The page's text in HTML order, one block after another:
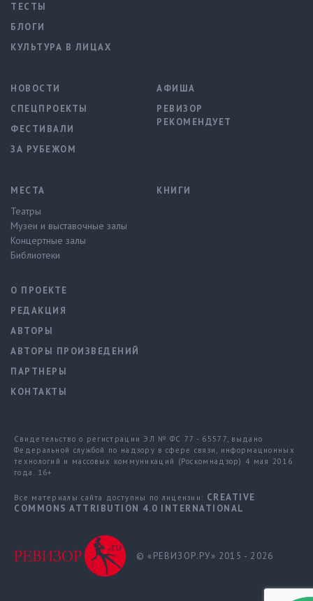
ТЕСТЫ
БЛОГИ
КУЛЬТУРА В ЛИЦАХ
НОВОСТИ
СПЕЦПРОЕКТЫ
ФЕСТИВАЛИ
ЗА РУБЕЖОМ
АФИША
РЕВИЗОР
РЕКОМЕНДУЕТ
МЕСТА
Театры
Музеи и выставочные залы
Концертные залы
Библиотеки
КНИГИ
О ПРОЕКТЕ
РЕДАКЦИЯ
АВТОРЫ
АВТОРЫ ПРОИЗВЕДЕНИЙ
ПАРТНЕРЫ
КОНТАКТЫ
Свидетельство о регистрации ЭЛ № ФС 77 - 65577, выдано
Федеральной службой по надзору в сфере связи, информационных
технологий и массовых коммуникаций (Роскомнадзор) 4 мая 2016
года. 16+
Все материалы сайта доступны по лицензии: CREATIVE
COMMONS ATTRIBUTION 4.0 INTERNATIONAL
© «РЕВИЗОР.РУ» 2015 - 2026